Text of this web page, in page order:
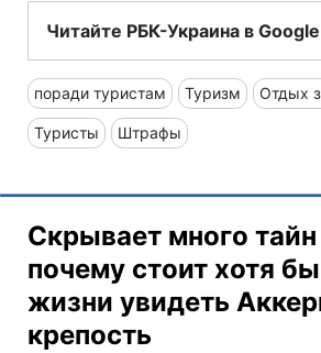
Читайте РБК-Украина в
поради туристам Туризм Отдых
Туристы Штрафы
Скрывает много
почему стоит хотя
жизни увидеть
крепость